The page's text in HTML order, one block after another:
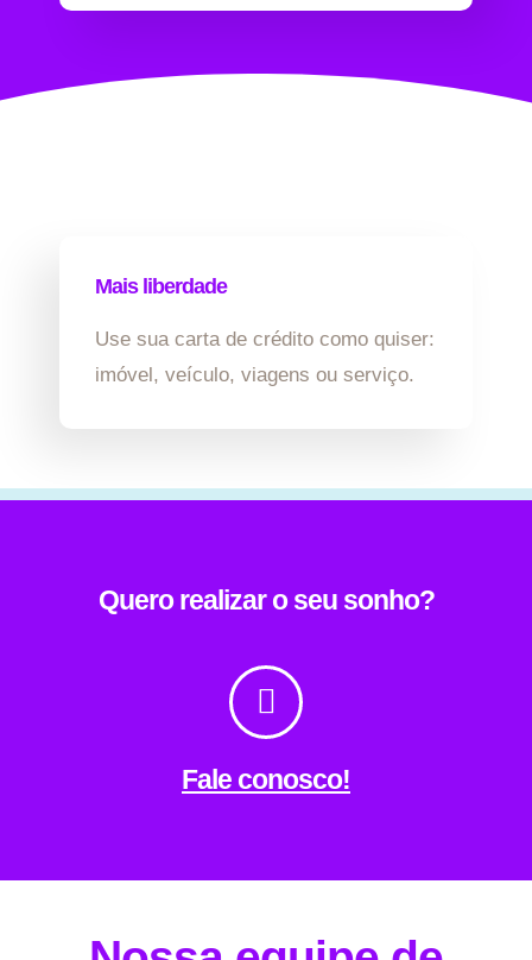
Mais liberdade
Use sua carta de crédito como quiser:
imóvel, veículo, viagens ou serviço.
Quero realizar o seu sonho?
Fale conosco!